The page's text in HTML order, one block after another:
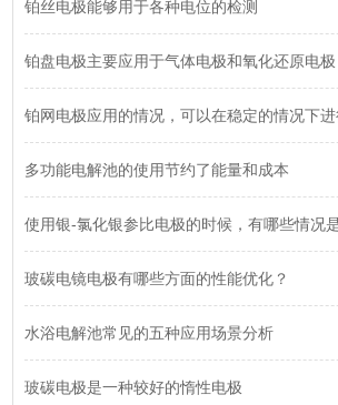
铂丝电极能够用于各种电位的检测
铂盘电极主要应用于气体电极和氧化还原电极
铂网电极应用的情况，可以在稳定的情况下
多功能电解池的使用节约了能量和成本
使用银-氯化银参比电极的时候，有哪些情况
玻碳电镜电极有哪些方面的性能优化？
水浴电解池常见的五种应用场景分析
玻碳电极是一种较好的惰性电极